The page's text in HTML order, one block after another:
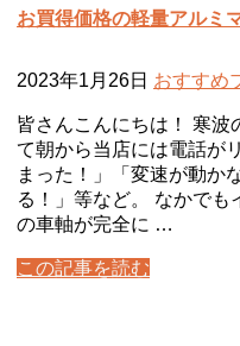
お買得価格の軽量アルミ
2023年1月26日 おすすめ
皆さんこんにちは！ 寒波
て朝から当店には電話が
まった！」「変速が動か
る！」等など。 なかで
の車軸が完全に …
この記事を読む